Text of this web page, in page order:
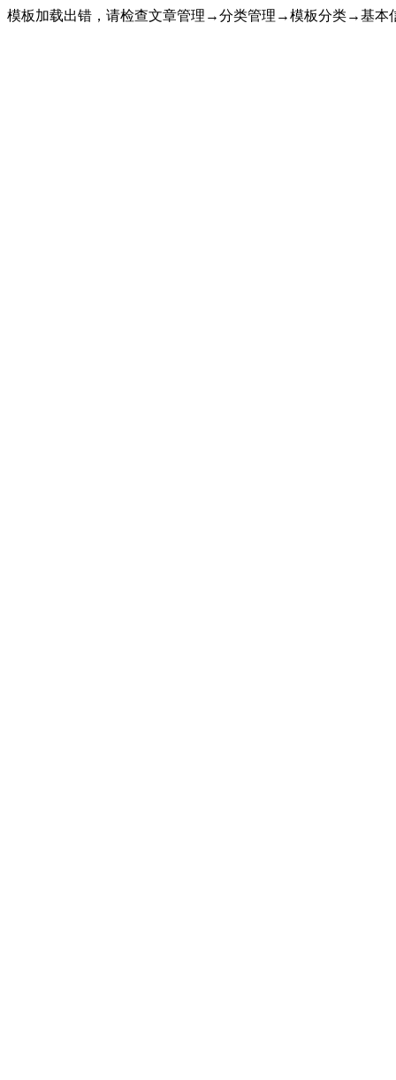
模板加载出错，请检查文章管理→分类管理→模板分类→基本